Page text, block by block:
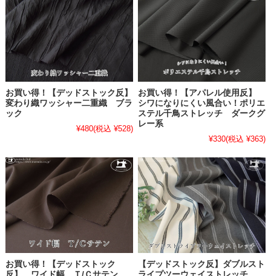
お買い得！【デッドストック反】
変わり織ワッシャー二重織 ブラ
ック
¥480(税込 ¥528)
お買い得！【アパレル使用反】
シワになりにくい風合い！ポリエ
ステル千鳥ストレッチ ダークグ
レー系
¥330(税込 ¥363)
お買い得！【デッドストック
【デッドストック反】ダブルスト